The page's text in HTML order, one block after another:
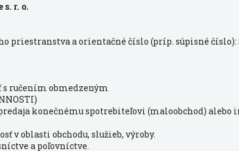
s. r. o.
priestranstva a orientačné číslo (príp. súpisné číslo):
s ručením obmedzeným
predaja konečnému spotrebiteľovi (maloobchod)
v oblasti obchodu, služieb, výroby.
a poľovníctve.